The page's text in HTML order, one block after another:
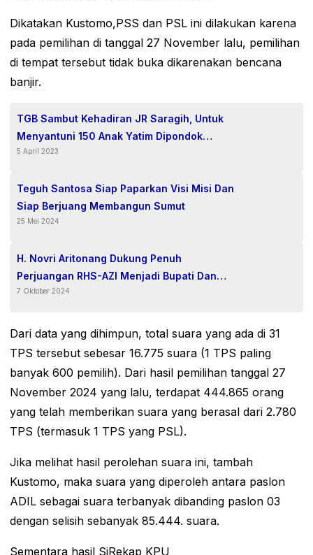
Dikatakan Kustomo,PSS dan PSL ini dilakukan karena
pada pemilihan di tanggal 27 November lalu, pemilihan
di tempat tersebut tidak buka dikarenakan bencana
banjir.
TGB Sambut Kehadiran JR Saragih, Untuk
Menyantuni 150 Anak Yatim Dipondok
Parsulukan Serambi Babussalam.
5 April 2023
Teguh Santosa Siap Paparkan Visi Misi Dan
Siap Berjuang Membangun Sumut
25 Mei 2024
H. Novri Aritonang Dukung Penuh
Perjuangan RHS-AZI Menjadi Bupati Dan
Wakil Bupati Simalungun.
7 Oktober 2024
Dari data yang dihimpun, total suara yang ada di 31
TPS tersebut sebesar 16.775 suara (1 TPS paling
banyak 600 pemilih). Dari hasil pemilihan tanggal 27
November 2024 yang lalu, terdapat 444.865 orang
yang telah memberikan suara yang berasal dari 2.780
TPS (termasuk 1 TPS yang PSL).
Jika melihat hasil perolehan suara ini, tambah
Kustomo, maka suara yang diperoleh antara paslon
ADIL sebagai suara terbanyak dibanding paslon 03
dengan selisih sebanyak 85.444. suara.
Sementara hasil SiRekap KPU